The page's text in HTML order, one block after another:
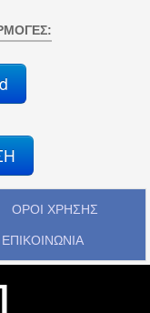
ΟΡΟΙ ΧΡΗΣΗΣ
ΕΠΙΚΟΙΝΩΝΙΑ